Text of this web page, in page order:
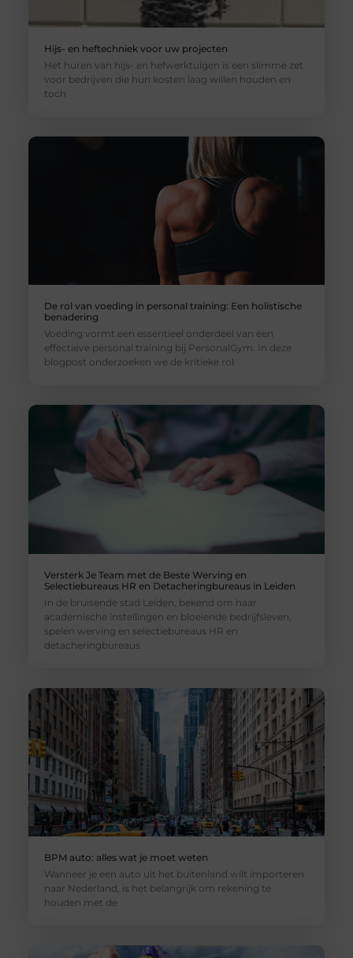
Hijs- en heftechniek voor uw projecten
Het huren van hijs- en hefwerktuigen is een slimme zet
voor bedrijven die hun kosten laag willen houden en
toch
De rol van voeding in personal training: Een holistische
benadering
Voeding vormt een essentieel onderdeel van een
effectieve personal training bij PersonalGym. In deze
blogpost onderzoeken we de kritieke rol
Versterk Je Team met de Beste Werving en
Selectiebureaus HR en Detacheringbureaus in Leiden
In de bruisende stad Leiden, bekend om haar
academische instellingen en bloeiende bedrijfsleven,
spelen werving en selectiebureaus HR en
detacheringbureaus
BPM auto: alles wat je moet weten
Wanneer je een auto uit het buitenland wilt importeren
naar Nederland, is het belangrijk om rekening te
houden met de